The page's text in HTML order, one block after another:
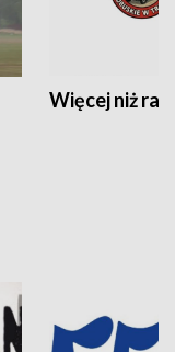
Więcej niż rajd